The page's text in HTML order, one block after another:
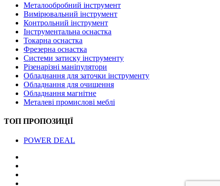
Металообробний інструмент
Вимірювальний інструмент
Контрольний інструмент
Інструментальна оснастка
Токарна оснастка
Фрезерна оснастка
Системи затиску інструменту
Різенарізні маніпулятори
Обладнання для заточки інструменту
Обладнання для очищення
Обладнання магнітне
Металеві промислові меблі
ТОП ПРОПОЗИЦІЇ
POWER DEAL